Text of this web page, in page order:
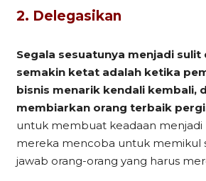
2. Delegasikan
Segala sesuatunya menjadi sulit
semakin ketat adalah ketika
bisnis menarik kendali kembali,
membiarkan orang terbaik
untuk membuat keadaan menjadi
mereka mencoba untuk memikul
jawab orang-orang yang harus